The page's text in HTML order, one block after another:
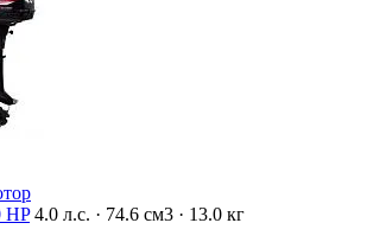
HP 4.0 л.с. · 74.6 см3 · 13.0 кг